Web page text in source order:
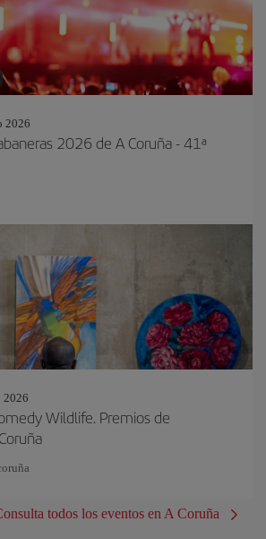
2026
2026 de A Coruña - 41ª
2026
Wildlife. Premios de
todos los eventos en A Coruña